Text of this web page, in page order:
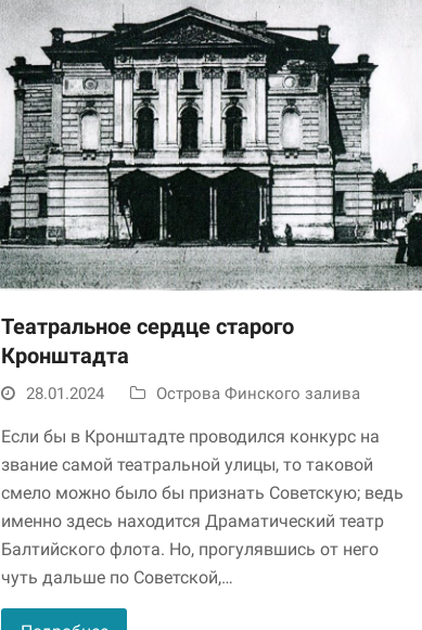
Театральное сердце старого
Кронштадта
28.01.2024 Острова Финского залива
Если бы в Кронштадте проводился конкурс на
звание самой театральной улицы, то таковой
смело можно было бы признать Советскую; ведь
именно здесь находится Драматический театр
Балтийского флота. Но, прогулявшись от него
чуть дальше по Советской,…
Использование
обязательно. Они
необходимы для
функционирования
веб-сайта.